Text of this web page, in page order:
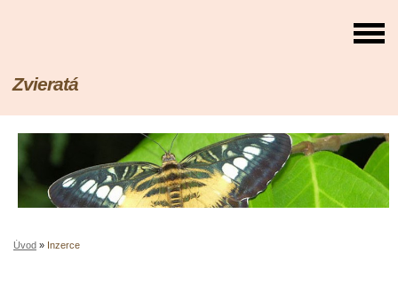
Zvieratá
Úvod » Inzerce